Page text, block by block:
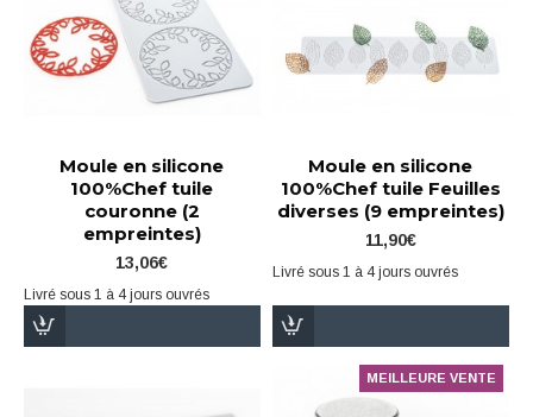
Moule en silicone
100%Chef tuile
couronne (2
empreintes)
13,06€
Livré sous 1 à 4 jours ouvrés
Moule en silicone
100%Chef tuile Feuilles
diverses (9 empreintes)
11,90€
Livré sous 1 à 4 jours ouvrés
MEILLEURE VENTE